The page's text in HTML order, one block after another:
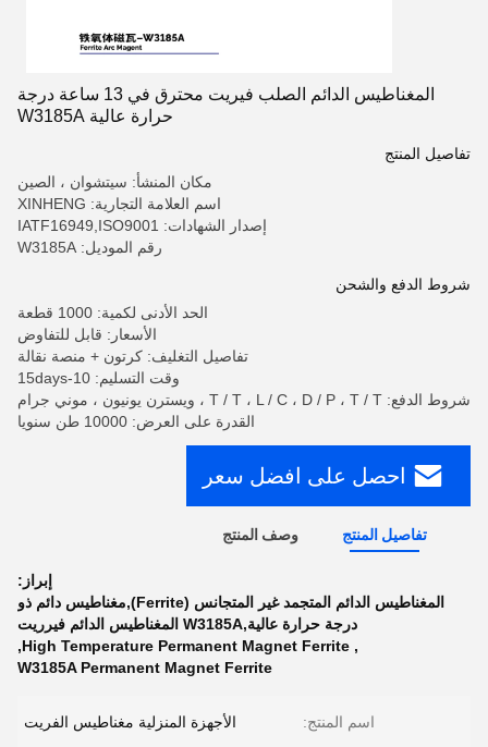
المغناطيس الدائم الصلب فيريت محترق في 13 ساعة درجة
حرارة عالية W3185A
تفاصيل المنتج
مكان المنشأ: سيتشوان ، الصين
اسم العلامة التجارية: XINHENG
إصدار الشهادات: IATF16949,ISO9001
رقم الموديل: W3185A
شروط الدفع والشحن
الحد الأدنى لكمية: 1000 قطعة
الأسعار: قابل للتفاوض
تفاصيل التغليف: كرتون + منصة نقالة
وقت التسليم: 10-15days
شروط الدفع: T / T ، L / C ، D / P ، T / T ، ويسترن يونيون ، موني جرام
القدرة على العرض: 10000 طن سنويا
احصل على افضل سعر
تفاصيل المنتج وصف المنتج
إبراز:
المغناطيس الدائم المتجمد غير المتجانس (Ferrite),مغناطيس دائم ذو
درجة حرارة عالية,W3185A المغناطيس الدائم فيرريت
,
High Temperature Permanent Magnet Ferrite
,
W3185A Permanent Magnet Ferrite
اسم المنتج: الأجهزة المنزلية مغناطيس الفريت